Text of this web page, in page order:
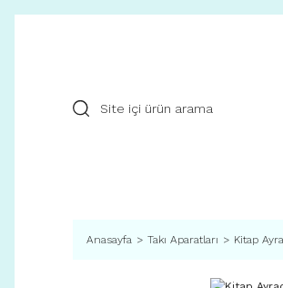
Anasayfa Takı Aparatları Kitap